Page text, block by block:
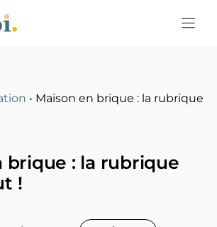
• Maison en brique : la rubrique
brique : la rubrique
!